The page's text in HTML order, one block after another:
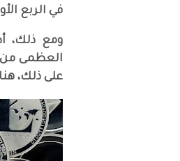
في الربع
ومع ذلك،
العظمى من
على ذلك، هناك 63٪ منهم بالكاد يفهمون ما هو